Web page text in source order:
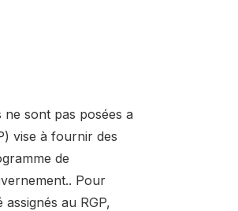
sont pas posées a
vise à fournir des
de
Pour
au RGP,